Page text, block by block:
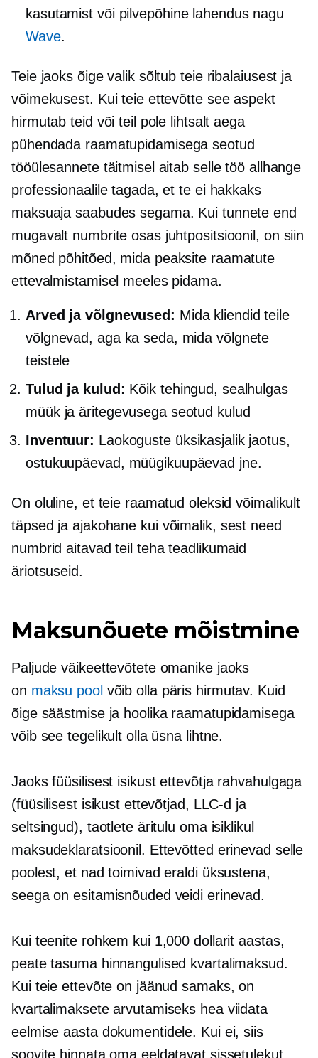
kasutamist või pilvepõhinelahendus nagu
Wave.
Teie jaoks õige valik sõltub teie ribalaiusest ja
võimekusest. Kui teie ettevõtte see aspekt
hirmutab teid või teil pole lihtsalt aega
pühendada raamatupidamisega seotud
tööülesannete täitmisel aitab selle töö allhange
professionaalile tagada, et te ei hakkaks
maksuaja saabudes segama. Kui tunnete end
mugavalt numbrite osas juhtpositsioonil, on siin
mõned põhitõed, mida peaksite raamatute
ettevalmistamisel meeles pidama.
Arved ja võlgnevused: Mida kliendid teile
võlgnevad, aga ka seda, mida võlgnete
teistele
Tulud ja kulud: Kõik tehingud, sealhulgas
müük ja äritegevusega seotud kulud
Inventuur: Laokoguste üksikasjalik jaotus,
ostukuupäevad, müügikuupäevad jne.
On oluline, et teie raamatud oleksid võimalikult
täpsed jaajakohane kui võimalik, sest need
numbrid aitavad teil teha teadlikumaid
äriotsuseid.
Maksunõuete mõistmine
Paljude väikeettevõtete omanike jaoks
on maksu pool võib olla päris hirmutav. Kuid
õige säästmise ja hoolika raamatupidamisega
võib see tegelikult olla üsna lihtne.
Jaoksfüüsilisest isikust ettevõtjarahvahulgaga
(füüsilisest isikust ettevõtjad, LLC-d ja
seltsingud), taotlete äritulu oma isiklikul
maksudeklaratsioonil. Ettevõtted erinevad selle
poolest, et nad toimivad eraldi üksustena,
seega on esitamisnõuded veidi erinevad.
Kui teenite rohkem kui 1,000 dollarit aastas,
peate tasuma hinnangulised kvartalimaksud.
Kui teie ettevõte on jäänud samaks, on
kvartalimaksete arvutamiseks hea viidata
eelmise aasta dokumentidele. Kui ei, siis
soovite hinnata oma eeldatavat sissetulekut,